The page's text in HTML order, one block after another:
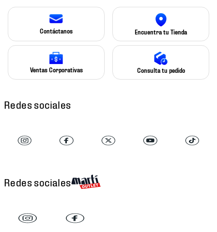
Contáctanos Encuentra tu Tienda
Ventas Corporativas Consulta tu pedido
Redes sociales
Redes sociales